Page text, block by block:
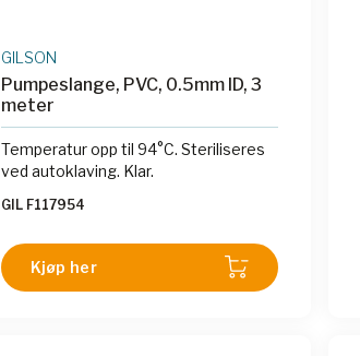
GILSON
Pumpeslange, PVC, 0.5mm ID, 3
meter
Temperatur opp til 94°C. Steriliseres
ved autoklaving. Klar.
GIL F117954
Kjøp her